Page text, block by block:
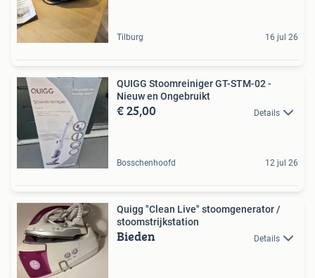
Tilburg 16 jul 26
QUIGG Stoomreiniger GT-STM-02 -
Nieuw en Ongebruikt
€ 25,00 Details
Bosschenhoofd 12 jul 26
Quigg "Clean Live" stoomgenerator /
stoomstrijkstation
Bieden Details